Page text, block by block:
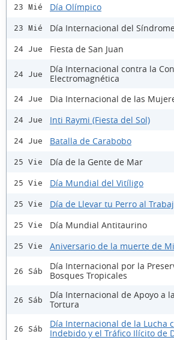
23 Mié Día Olímpico
23 Mié Día Internacional del
24 Jue Fiesta de San Juan
24 Jue
Día Internacional contra la
Electromagnética
24 Jue Dia Internacional de las
24 Jue Inti Raymi (Fiesta del Sol)
24 Jue Batalla de Carabobo
25 Vie Día de la Gente de Mar
25 Vie Día Mundial del Vitíligo
25 Vie Día de Llevar tu Perro al
25 Vie Día Mundial Antitaurino
25 Vie Aniversario de la muerte de
26 Sáb
Día Internacional por la
Bosques Tropicales
26 Sáb
Día Internacional de Apoyo a
Tortura
26 Sáb
Día Internacional de la Lucha
Indebido y el Tráfico Ilícito de